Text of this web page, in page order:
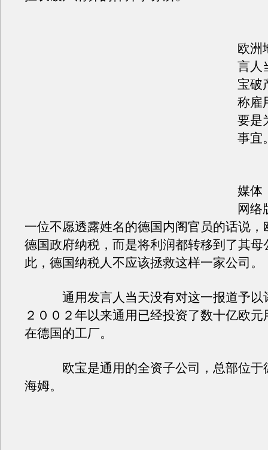
欧洲
言人
宝破
称雇
要是
事宜
媒体
网络
一位不愿透露姓名的德国内阁官员的话说，
德国政府纳税，而是将利润都转移到了其母
此，德国纳税人不应该拯救这样一家公司。
通用发言人当天没有对这一报道予以
２００２年以来通用已经投资了数十亿欧
在德国的工厂。
欧宝是通用的全资子公司，总部位于
海姆。